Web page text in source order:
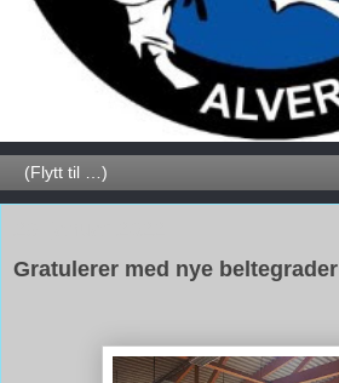
Gratulerer med nye beltegrader